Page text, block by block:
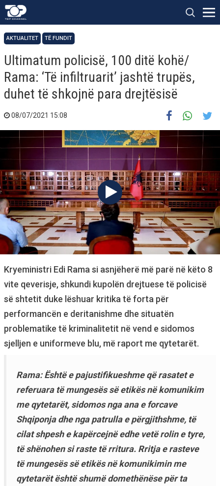
AKTUALITET TË FUNDIT
Ultimatum policisë, 100 ditë kohë/
Rama: ‘Të infiltruarit’ jashtë trupës,
duhet të shkojnë para drejtësisë
08/07/2021 15:08
Kryeministri Edi Rama si asnjëherë më parë në këto 8
vite qeverisje, shkundi kupolën drejtuese të policisë
së shtetit duke lëshuar kritika të forta për
performancën e deritanishme dhe situatën
problematike të kriminalitetit në vend e sidomos
sjelljen e uniformeve blu, më raport me qytetarët.
Rama: Është e pajustifikueshme që rasatet e
referuara të mungesës së etikës në komunikim
me qytetarët, sidomos nga ana e forcave
Shqiponja dhe nga patrulla e përgjithshme, të
cilat shpesh e kapërcejnë edhe vetë rolin e tyre,
të shënohen si raste të rritura. Rritja e rasteve
të mungesës së etikës në komunikimin me
qytetarët është shumë domethënëse për ta